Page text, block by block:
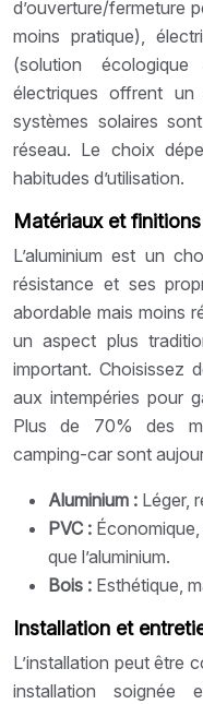
d’ouverture/fermeture
moins pratique),
(solution
électriques offrent
systèmes solaires
réseau. Le choix
habitudes d’utilisation.
Matériaux et
L’aluminium est un
résistance et ses
abordable mais moins
un aspect plus
important. Choisissez
aux intempéries pour
Plus de 70% des
camping-car sont
Aluminium : Léger,
PVC :
que l’aluminium.
Bois : Esthétique,
Installation et
L’installation peut être
installation soignée